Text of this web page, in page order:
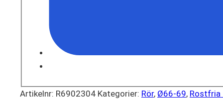
Artikelnr: R6902304 Kategorier: Rör, Ø66-69, Rostfria